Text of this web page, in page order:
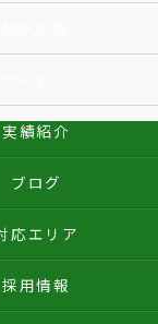
実績紹介
ブログ
応エリア
採用情報